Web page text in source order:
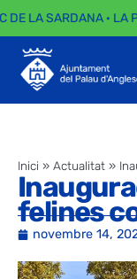
DE LA SARDANA · LA
Inici » Actualitat »
felines
novembre 14,